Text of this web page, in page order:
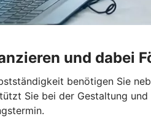
und dabei
benötigen Sie
Sie bei der Gestaltung